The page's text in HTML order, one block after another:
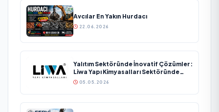
Avcılar En Yakın Hurdacı
22.06.2026
Yalıtım Sektöründe İnovatif Çözümler:
Liwa Yapı Kimyasalları Sektöründe
Büyümesini Sürdürüyor
05.05.2026